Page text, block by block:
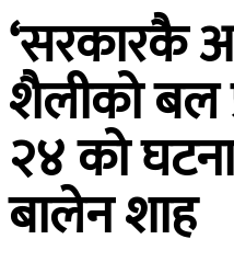
‘सरकारकै
शैलीको बल
२४ को
बालेन शाह